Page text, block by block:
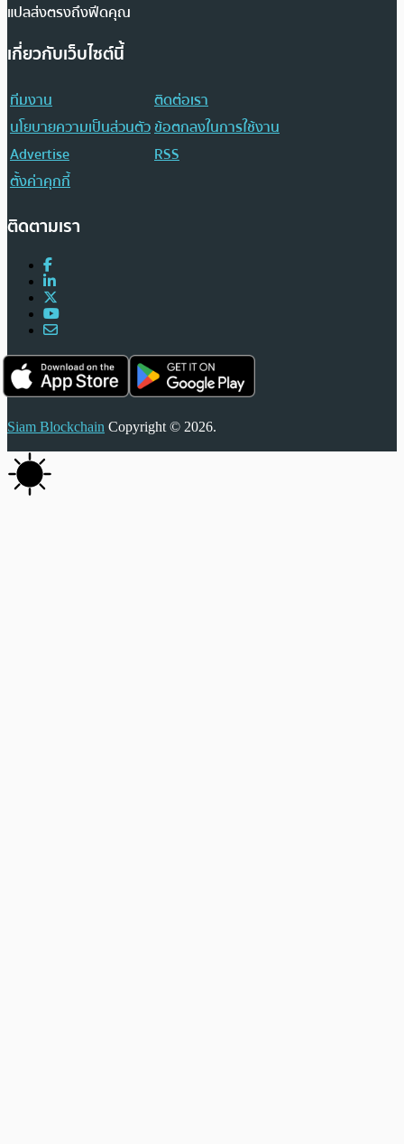
แปลส่งตรงถึงฟีดคุณ
เกี่ยวกับเว็บไซต์นี้
ทีมงาน
ติดต่อเรา
นโยบายความเป็นส่วนตัวข้อตกลงในการใช้งาน
Advertise
RSS
ตั้งค่าคุกกี้
ติดตามเรา
Siam Blockchain Copyright © 2026.